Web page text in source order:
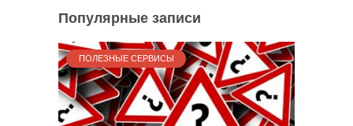
Популярные записи
ПОЛЕЗНЫЕ СЕРВИСЫ